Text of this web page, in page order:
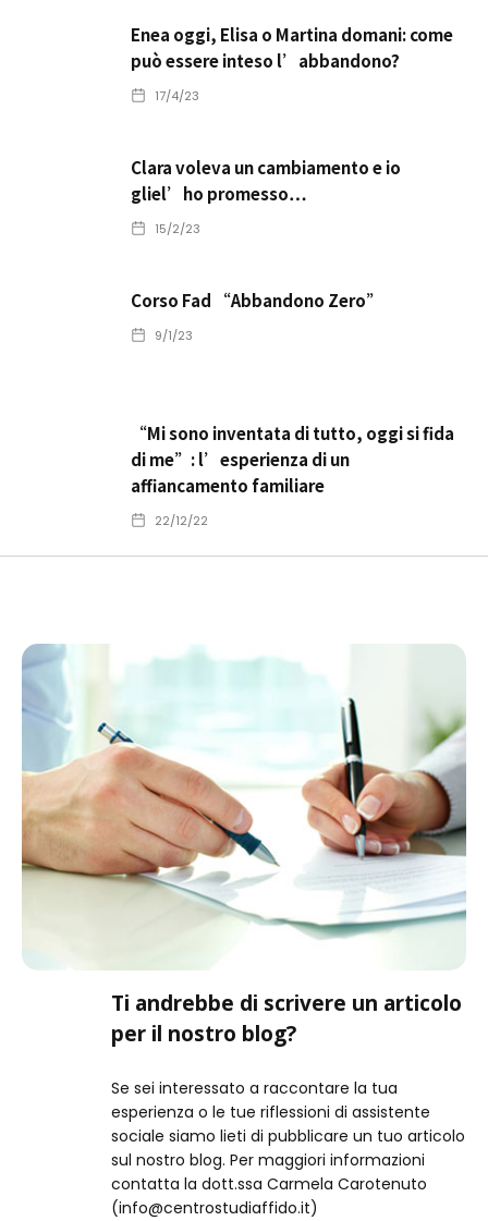
Enea oggi, Elisa o Martina domani: come
può essere inteso l’abbandono?
17/4/23
Clara voleva un cambiamento e io
gliel’ho promesso…
15/2/23
Corso Fad “Abbandono Zero”
9/1/23
“Mi sono inventata di tutto, oggi si fida
di me”: l’esperienza di un
affiancamento familiare
22/12/22
Ti andrebbe di scrivere un articolo
per il nostro blog?
Se sei interessato a raccontare la tua
esperienza o le tue riflessioni di assistente
sociale siamo lieti di pubblicare un tuo articolo
sul nostro blog. Per maggiori informazioni
contatta la dott.ssa Carmela Carotenuto
(info@centrostudiaffido.it)